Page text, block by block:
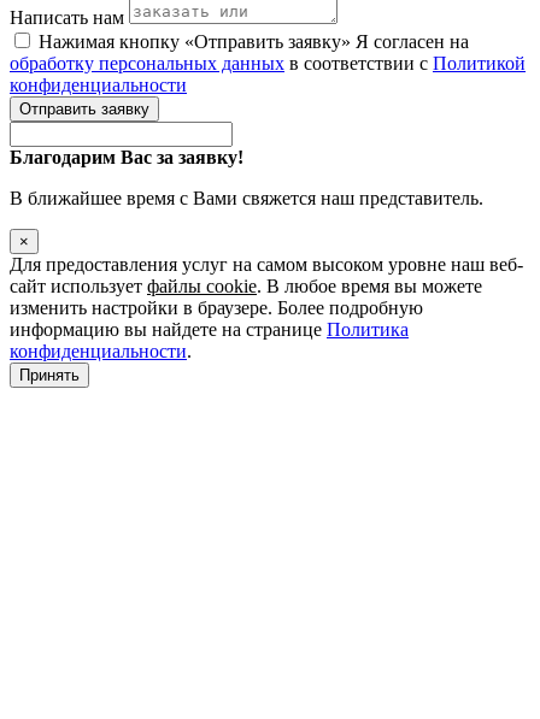
Написать нам
Нажимая кнопку «Отправить заявку» Я согласен на
обработку персональных данных в соответствии с Политикой
конфиденциальности
Отправить заявку
Благодарим Вас за заявку!
В ближайшее время с Вами свяжется наш представитель.
×
Для предоставления услуг на самом высоком уровне наш веб-
сайт использует файлы cookie. В любое время вы можете
изменить настройки в браузере. Более подробную
информацию вы найдете на странице Политика
конфиденциальности.
Принять